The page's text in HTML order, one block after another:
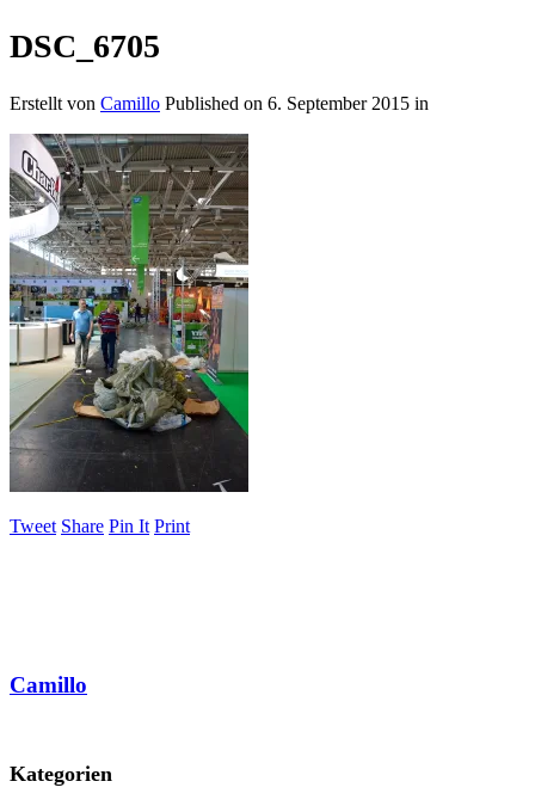
DSC_6705
Erstellt von Camillo Published on 6. September 2015 in
Tweet Share Pin It Print
Camillo
Kategorien